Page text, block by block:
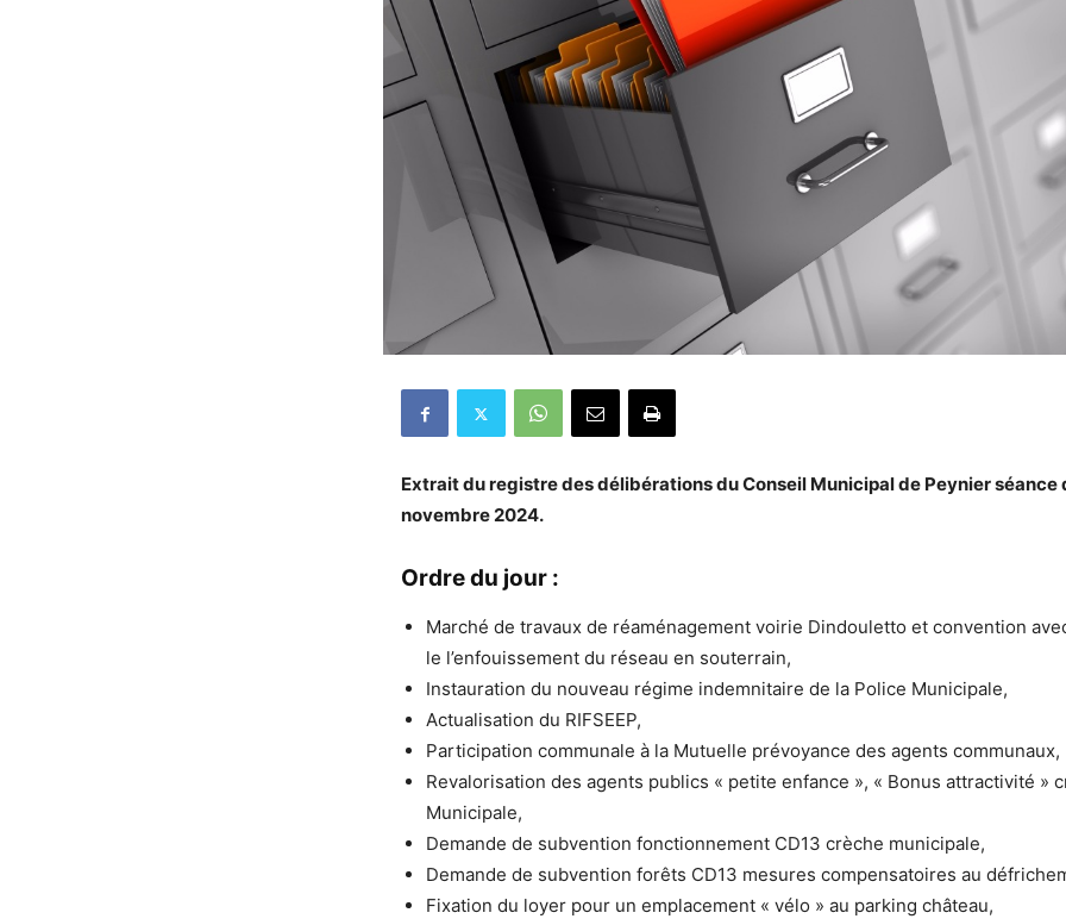
Extrait du registre des délibérations du Conseil Municipal de Peynier séance
novembre 2024.
Ordre du jour :
Marché de travaux de réaménagement voirie Dindouletto et convention
le l’enfouissement du réseau en souterrain,
Instauration du nouveau régime indemnitaire de la Police Municipale,
Actualisation du RIFSEEP,
Participation communale à la Mutuelle prévoyance des agents communaux,
Revalorisation des agents publics « petite enfance », « Bonus attractivité »
Municipale,
Demande de subvention fonctionnement CD13 crèche municipale,
Demande de subvention forêts CD13 mesures compensatoires au
Fixation du loyer pour un emplacement « vélo » au parking château,